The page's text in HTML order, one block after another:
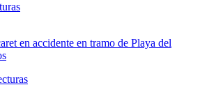
en accidente en tramo de Playa del